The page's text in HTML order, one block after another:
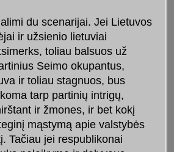
du scenarijai. Jei Lietuvos
ir užsienio lietuviai
toliau balsuos už
Seimo okupantus,
ir toliau stagnuos, bus
tarp partinių intrigų,
ir žmones, ir bet kokį
mąstymą apie valstybės
Tačiau jei respublikonai